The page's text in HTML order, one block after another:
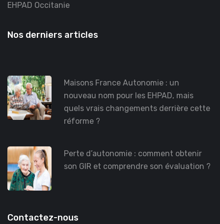
EHPAD Occitanie
Nos derniers articles
Maisons France Autonomie : un
nouveau nom pour les EHPAD, mais
quels vrais changements derrière cette
réforme ?
Perte d’autonomie : comment obtenir
son GIR et comprendre son évaluation ?
Contactez-nous